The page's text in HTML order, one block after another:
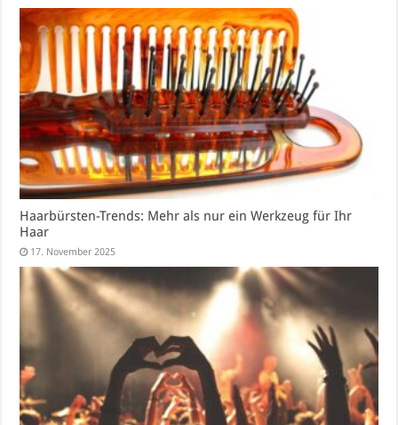
Haarbürsten-Trends: Mehr als nur ein Werkzeug für Ihr
Haar
17. November 2025